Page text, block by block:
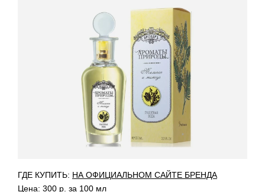
ГДЕ КУПИТЬ: НА ОФИЦИАЛЬНОМ САЙТЕ БРЕНДА
Цена: 300 р. за 100 мл